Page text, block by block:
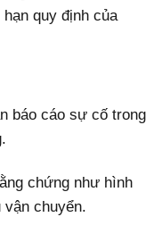
quy định của
báo cáo sự cố trong
chứng như hình
chuyển.